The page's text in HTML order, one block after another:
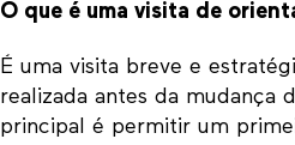
O que é uma visita de
É uma visita breve e
realizada antes da mudança
principal é permitir um